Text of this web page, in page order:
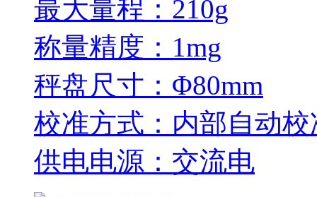
最大量程：210g
称量精度：1mg
秤盘尺寸：Φ80mm
校准方式：内部自动校
供电电源：交流电